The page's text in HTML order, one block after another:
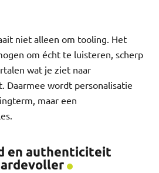
niet alleen om tooling. Het
om écht te luisteren, scherp
wat je ziet naar
Daarmee wordt personalisatie
maar een
en authenticiteit